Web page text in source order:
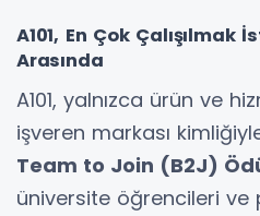
A101, En Çok Çalışılmak
Arasında
A101, yalnızca ürün ve
işveren markası
Team to Join (B2J)
üniversite öğrencileri ve